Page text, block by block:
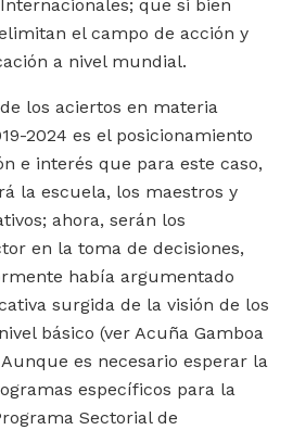
que si bien
el campo de acción y
a nivel mundial.
los aciertos en materia
2024 es el posicionamiento
e interés que para este caso,
la escuela, los maestros y
ahora, serán los
en la toma de decisiones,
había argumentado
surgida de la visión de los
básico (ver Acuña Gamboa
Aunque es necesario esperar la
específicos para la
Sectorial de